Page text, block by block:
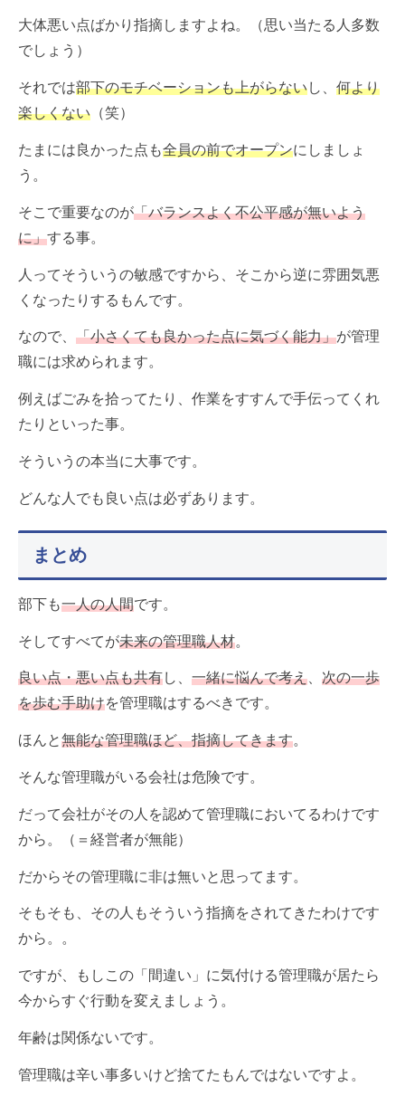
大体悪い点ばかり指摘しますよね。（思い当たる人多数
でしょう）
それでは部下のモチベーションも上がらないし、 何より
楽しくない （笑）
たまには良かった点も全員の前でオープンにしましょ
う。
そこで重要なのが「バランスよく不公平感が無いよう
に」する事。
人ってそういうの敏感ですから、そこから逆に雰囲気悪
くなったりするもんです。
なので、 「小さくても良かった点に気づく能力」が管理
職には求められます。
例えばごみを拾ってたり、作業をすすんで手伝ってくれ
たりといった事。
そういうの本当に大事です。
どんな人でも良い点は必ずあります。
まとめ
部下も一人の人間です。
そしてすべてが未来の管理職人材。
良い点・悪い点も共有し、 一緒に悩んで考え、 次の一歩
を歩む手助けを管理職はするべきです。
ほんと無能な管理職ほど、指摘してきます。
そんな管理職がいる会社は危険です。
だって会社がその人を認めて管理職においてるわけです
から。（＝経営者が無能）
だからその管理職に非は無いと思ってます。
そもそも、その人もそういう指摘をされてきたわけです
から。。
ですが、もしこの「間違い」に気付ける管理職が居たら
今からすぐ行動を変えましょう。
年齢は関係ないです。
管理職は辛い事多いけど捨てたもんではないですよ。